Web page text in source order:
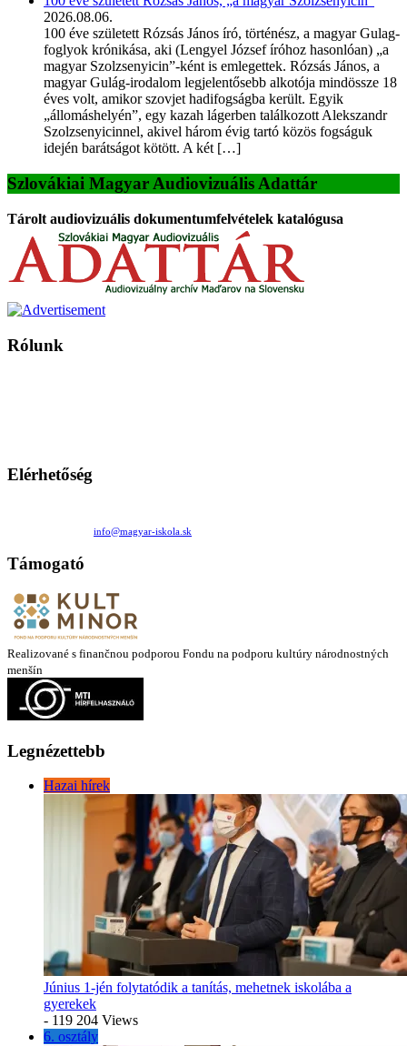
2026.08.06.
100 éve született Rózsás János író, történész, a magyar Gulag-
foglyok krónikása, aki (Lengyel József íróhoz hasonlóan) „a
magyar Szolzsenyicin”-ként is emlegettek. Rózsás János, a
magyar Gulág-irodalom legjelentősebb alkotója mindössze 18
éves volt, amikor szovjet hadifogságba került. Egyik
„állomáshelyén”, egy kazah lágerben találkozott Alekszandr
Szolzsenyicinnel, akivel három évig tartó közös fogságuk
idején barátságot kötött. A két […]
Szlovákiai Magyar Audiovizuális Adattár
Tárolt audiovizuális dokumentumfelvételek katalógusa
Rólunk
Elérhetőség
info@magyar-iskola.sk
Támogató
Realizované s finančnou podporou Fondu na podporu kultúry národnostných
menšín
Legnézettebb
Hazai hírek
Június 1-jén folytatódik a tanítás, mehetnek iskolába a
gyerekek
- 119 204 Views
6. osztály